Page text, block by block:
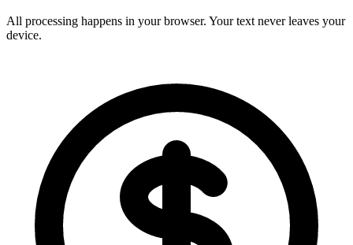
All processing happens in your browser. Your text never leaves your
device.